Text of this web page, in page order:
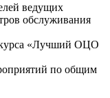
ведущих
обслуживания
«Лучший ОЦО
по общим